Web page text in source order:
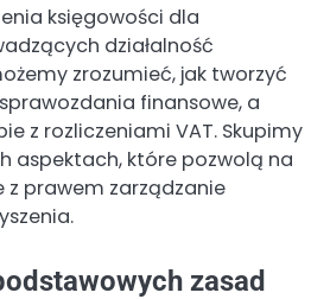
księgowości dla
działalność
zrozumieć, jak tworzyć
finansowe, a
z rozliczeniami VAT. Skupimy
aspektach, które pozwolą na
z prawem zarządzanie
zasad